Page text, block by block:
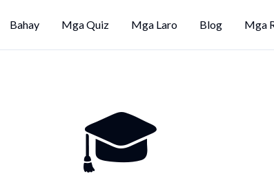
Bahay Mga Quiz Mga Laro Blog Mga
🎓